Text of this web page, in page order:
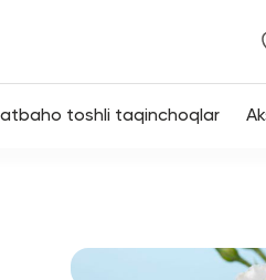
toshli taqinchoqlar